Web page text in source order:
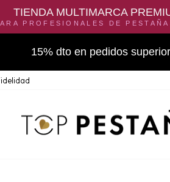
TIENDA MULTIMARCA
PROFESIONALES DE
15% dto en pedidos